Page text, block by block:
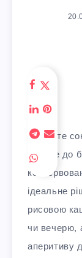
Шукаєте
підійде
ідеальне
рисовою
чи вечерю,
аперитиву